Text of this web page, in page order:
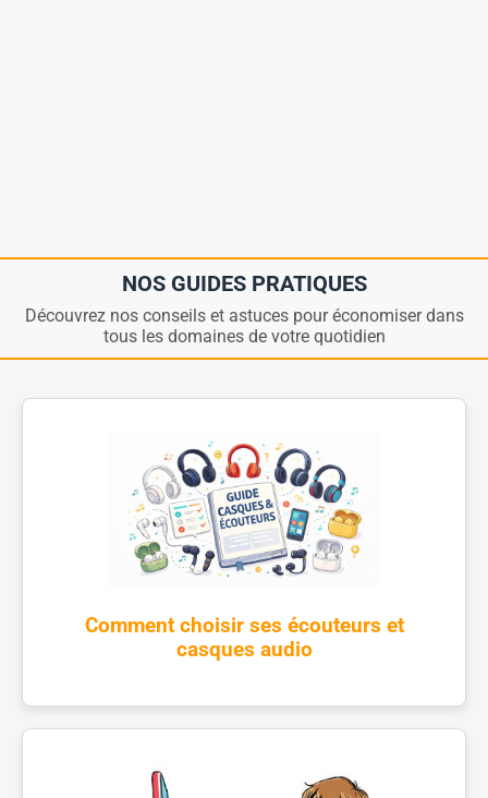
NOS GUIDES PRATIQUES
Découvrez nos conseils et astuces pour économiser dans
tous les domaines de votre quotidien
Comment choisir ses écouteurs et
casques audio